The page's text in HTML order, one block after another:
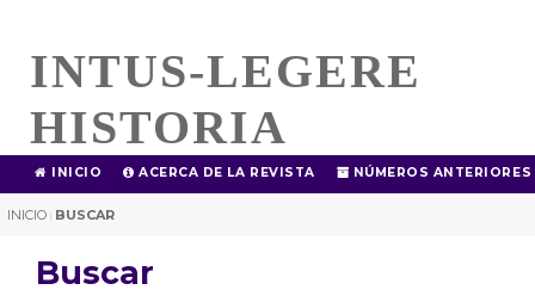
INTUS-LEGERE
HISTORIA
INICIO ACERCA DE LA REVISTA NÚMEROS ANTERIORES
INICIO | BUSCAR
Buscar